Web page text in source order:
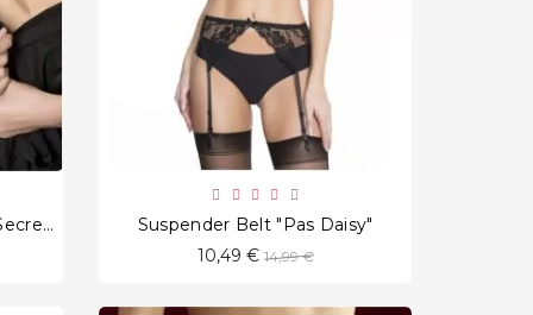
Krūšu Modelēšanas Lente "Secret Tape"
Suspender Belt "Pas Daisy"
10,49 € Standarta
14,99 €